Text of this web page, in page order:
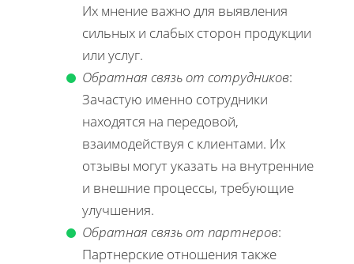
Их мнение важно для выявления
сильных и слабых сторон продукции
или услуг.
Обратная связь от сотрудников:
Зачастую именно сотрудники
находятся на передовой,
взаимодействуя с клиентами. Их
отзывы могут указать на внутренние
и внешние процессы, требующие
улучшения.
Обратная связь от партнеров:
Партнерские отношения также